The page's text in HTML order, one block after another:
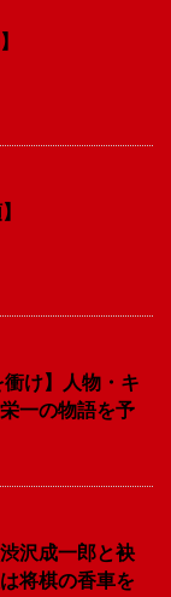
け】人物・キ
一の物語を予
沢成一郎と袂
将棋の香車を